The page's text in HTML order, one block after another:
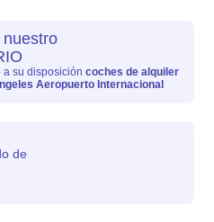
a su disposicióncoches de alquiler
Aeropuerto Internacional
de